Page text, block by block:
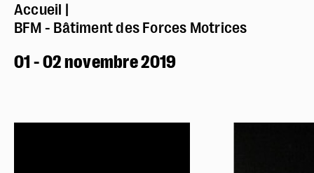
Accueil
BFM - Bâtiment des Forces Motrices
01 - 02 novembre 2019